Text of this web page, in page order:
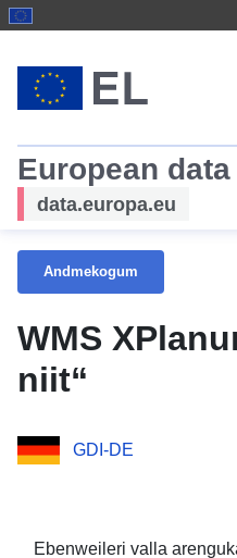
European data
data.europa.eu
Andmekogum
WMS
niit“
GDI-DE
Ebenweileri valla